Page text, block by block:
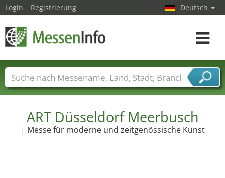
ART Düsseldorf Meerbusch
| Messe für moderne und zeitgenössische Kunst
Login Registrierung Deutsch
Toggle
Messenamen Länder Städte
Branchen